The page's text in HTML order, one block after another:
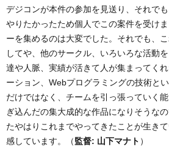
デジコンが本件の参加を見送り、それで
やりたかったため個人でこの案件を受け
ーを集めるのは大変でした。それでも、
してや、他のサークル、いろいろな活動
達や人脈、実績が活きて人が集まってく
ーション、Webプログラミングの技術と
だけではなく、チームを引っ張っていく
ぎ込んだの集大成的な作品になりそうな
たやはりこれまでやってきたことが生き
感しています。（監督: 山下マナト ）